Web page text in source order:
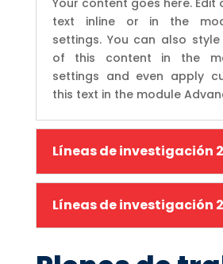
Your content goes here. Edit
text inline or in the
settings. You can also
of this content in the
settings and even apply
this text in the module
Líneas de investigación
Líneas de investigación